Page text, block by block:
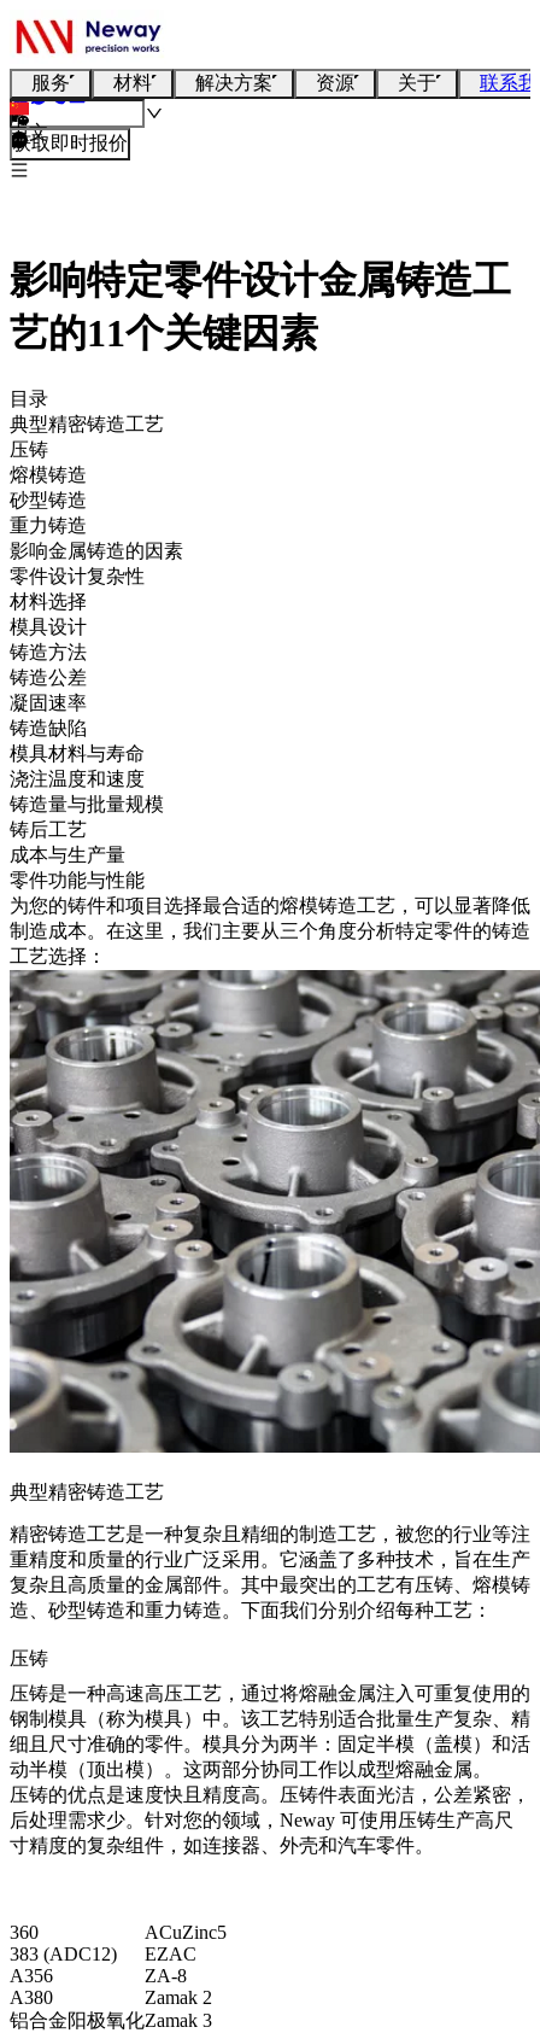
服务 材料 解决方案 资源 关于 联系
中文
获取即时报价
影响特定零件设计金属铸造工
艺的11个关键因素
目录
典型精密铸造工艺
压铸
熔模铸造
砂型铸造
重力铸造
影响金属铸造的因素
零件设计复杂性
材料选择
模具设计
铸造方法
铸造公差
凝固速率
铸造缺陷
模具材料与寿命
浇注温度和速度
铸造量与批量规模
铸后工艺
成本与生产量
零件功能与性能
为您的铸件和项目选择最合适的熔模铸造工艺，可以显著降低
制造成本。在这里，我们主要从三个角度分析特定零件的铸造
工艺选择：
典型精密铸造工艺
精密铸造工艺是一种复杂且精细的制造工艺，被您的行业等注
重精度和质量的行业广泛采用。它涵盖了多种技术，旨在生产
复杂且高质量的金属部件。其中最突出的工艺有压铸、熔模铸
造、砂型铸造和重力铸造。下面我们分别介绍每种工艺：
压铸
压铸是一种高速高压工艺，通过将熔融金属注入可重复使用的
钢制模具（称为模具）中。该工艺特别适合批量生产复杂、精
细且尺寸准确的零件。模具分为两半：固定半模（盖模）和活
动半模（顶出模）。这两部分协同工作以成型熔融金属。
压铸的优点是速度快且精度高。压铸件表面光洁，公差紧密，
后处理需求少。针对您的领域，Neway 可使用压铸生产高尺
寸精度的复杂组件，如连接器、外壳和汽车零件。
360
ACuZinc5
383 (ADC12)
EZAC
A356
ZA-8
A380
Zamak 2
铝合金阳极氧化Zamak 3